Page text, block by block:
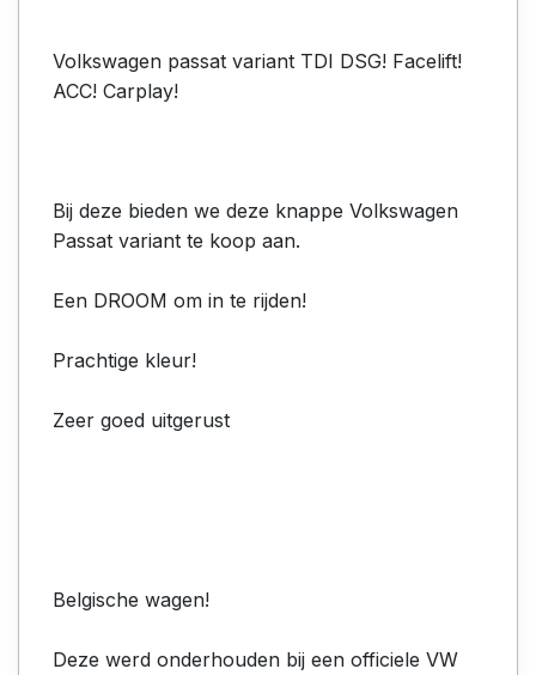
Volkswagen passat variant TDI DSG! Facelift!
ACC! Carplay!
Bij deze bieden we deze knappe Volkswagen
Passat variant te koop aan.
Een DROOM om in te rijden!
Prachtige kleur!
Zeer goed uitgerust
Belgische wagen!
Deze werd onderhouden bij een officiele VW